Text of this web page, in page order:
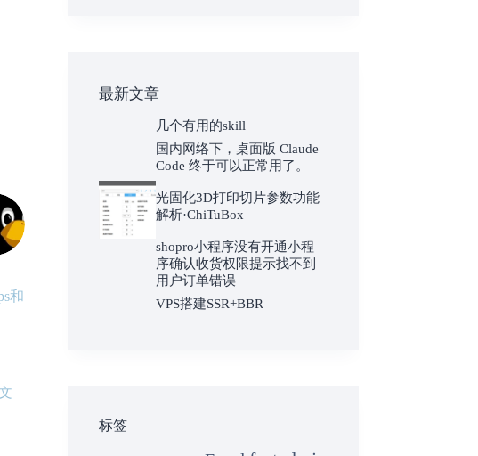
和
最新文章
几个有用的skill
国内网络下，桌面版 Claude
Code 终于可以正常用了。
光固化3D打印切片参数功能
解析·ChiTuBox
shopro小程序没有开通小程
序确认收货权限提示找不到
用户订单错误
VPS搭建SSR+BBR
标签